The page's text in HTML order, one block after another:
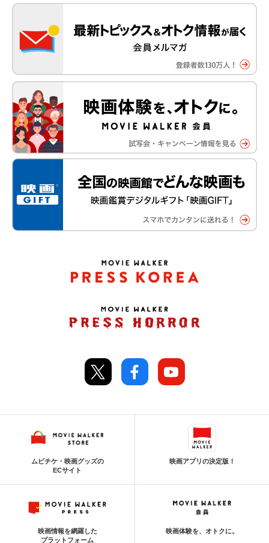
ムビチケ・映画グッズの
ECサイト
映画アプリの決定版！
映画情報を網羅した
プラットフォーム
映画体験を、オトクに。